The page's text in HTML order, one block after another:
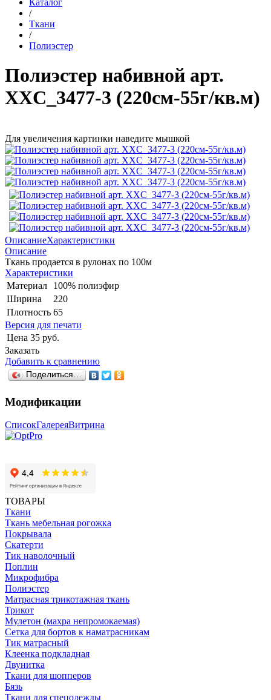
Каталог
/
Ткани
/
Полиэстер
Полиэстер набивной арт.
XXC_3477-3 (220см-55г/кв.м)
Для увеличения картинки наведите мышкой
ОписаниеХарактеристики
Описание
Ткань продается в рулонах по 100м
Характеристики
Материал
100% полиэфир
Ширина
220
Плотность 65
Версия для печати
Цена 35 руб.
Заказать
Добавить к сравнению
Поделиться…
Модификации
СписокГалереяВитрина
ТОВАРЫ
Ткани
Ткань мебельная рогожка
Покрывала
Скатерти
Тик наволочный
Поплин
Микрофибра
Полиэстер
Матрасная трикотажная ткань
Трикот
Мулетон (махра непромокаемая)
Сетка для бортов к наматрасникам
Тик матрасный
Клеенка подкладная
Двунитка
Ткани для шопперов
Бязь
Ткани для спецодежды